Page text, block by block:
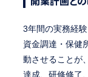
3年間の実務経
資金調達・保健
動させることが
達成、研修修了